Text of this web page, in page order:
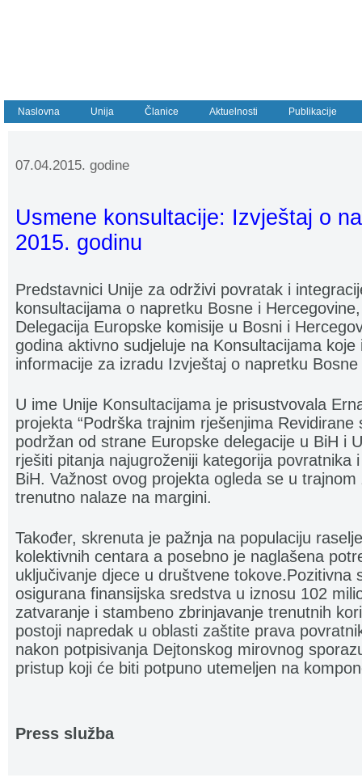
Naslovna Unija Članice Aktuelnosti Publikacije
07.04.2015. godine
Usmene konsultacije: Izvještaj o
2015. godinu
Predstavnici Unije za održivi povratak i
konsultacijama o napretku Bosne i
Delegacija Europske komisije u Bosni i
godina aktivno sudjeluje na Konsultacijama
informacije za izradu Izvještaj o napretku
U ime Unije Konsultacijama je prisustvovala
projekta “Podrška trajnim rješenjima Revidirane
podržan od strane Europske delegacije u BiH i
rješiti pitanja najugroženiji kategorija povratnika
BiH. Važnost ovog projekta ogleda se u
trenutno nalaze na margini.
Također, skrenuta je pažnja na populaciju
kolektivnih centara a posebno je naglašena
uključivanje djece u društvene tokove.Pozitivna
osigurana finansijska sredstva u iznosu 102
zatvaranje i stambeno zbrinjavanje trenutnih
postoji napredak u oblasti zaštite prava
nakon potpisivanja Dejtonskog mirovnog
pristup koji će biti potpuno utemeljen na
Press služba